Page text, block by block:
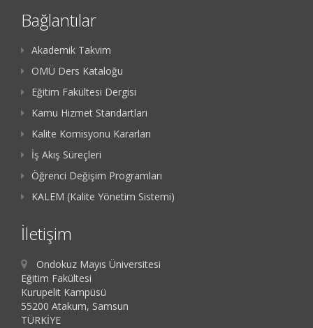
Bağlantılar
Akademik Takvim
OMÜ Ders Kataloğu
Eğitim Fakültesi Dergisi
Kamu Hizmet Standartları
Kalite Komisyonu Kararları
İş Akış Süreçleri
Öğrenci Değişim Programları
KALEM (Kalite Yönetim Sistemi)
İletişim
Ondokuz Mayıs Üniversitesi
Eğitim Fakültesi
Kurupelit Kampüsü
55200 Atakum, Samsun
TÜRKİYE